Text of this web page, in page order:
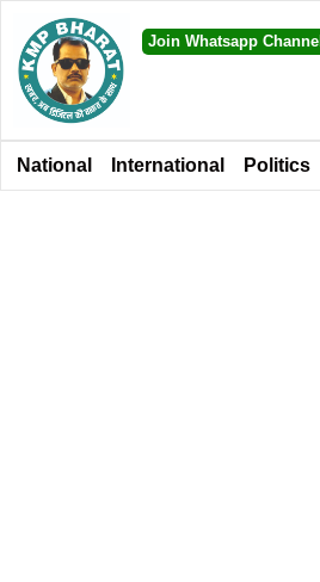
Join Whatsapp Channel
National International Politics